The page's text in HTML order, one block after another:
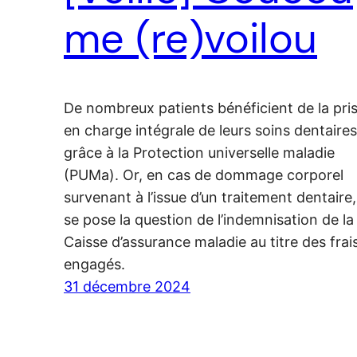
me (re)voilou
De nombreux patients bénéficient de la
en charge intégrale de leurs soins dentaires
grâce à la Protection universelle maladie
(PUMa). Or, en cas de dommage corporel
survenant à l’issue d’un traitement dentaire,
se pose la question de l’indemnisation de la
Caisse d’assurance maladie au titre des
engagés.
31 décembre 2024